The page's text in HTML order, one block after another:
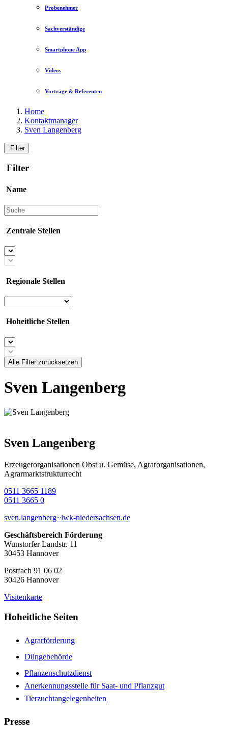
Probenehmer
Sachverständige
Smartphone App
Videos
Vorträge & Referenten
Home
Kontaktmanager
Sven Langenberg
Filter
Filter
Name
Zentrale Stellen
Regionale Stellen
Hoheitliche Stellen
Alle Filter zurücksetzen
Sven Langenberg
Sven Langenberg
Erzeugerorganisationen Obst u. Gemüse, Agrarorganisationen,
Agrarmarktstrukturrecht
0511 3665 1189
0511 3665 0
sven.langenberg~lwk-niedersachsen.de
Geschäftsbereich Förderung
Wunstorfer Landstr. 11
30453 Hannover
Postfach 91 06 02
30426 Hannover
Visitenkarte
Hoheitliche Seiten
Agrarförderung
Düngebehörde
Pflanzenschutzdienst
Anerkennungsstelle für Saat- und Pflanzgut
Tierzuchtangelegenheiten
Presse